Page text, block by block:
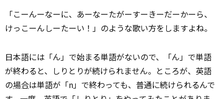
「こーんーなーに、あーなーたがーすーきーだーかーら、
けっこーんしーたーい！」のような歌い方をしますよね。
日本語には「ん」で始まる単語がないので、「ん」で単語
が終わると、しりとりが続けられません。ところが、英語
の場合は単語が「n」で終わっても、普通に続けられるんで